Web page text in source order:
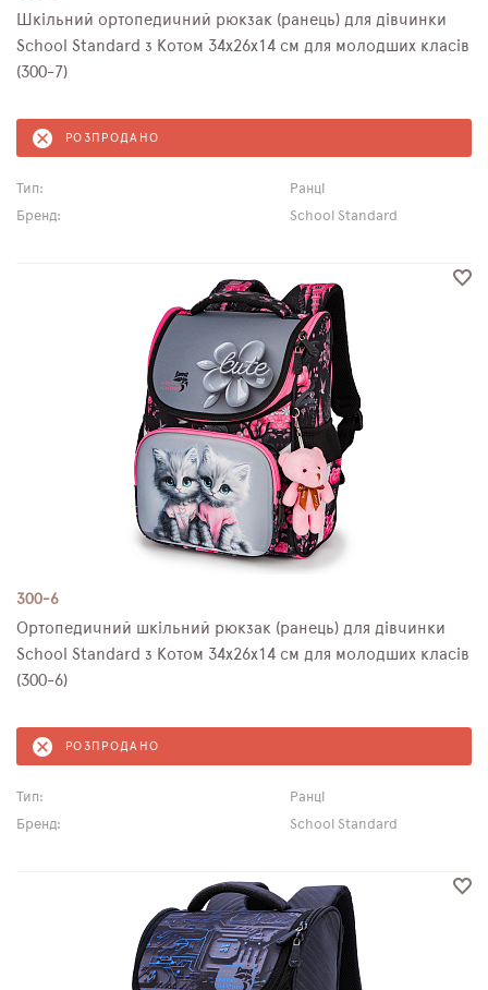
Шкільний ортопедичний рюкзак (ранець) для дівчинки
School Standard з Котом 34х26х14 см для молодших класів
(300-7)
РОЗПРОДАНО
Тип:
Ранці
Бренд:
School Standard
300-6
Ортопедичний шкільний рюкзак (ранець) для дівчинки
School Standard з Котом 34х26х14 см для молодших класів
(300-6)
РОЗПРОДАНО
Тип:
Ранці
Бренд:
School Standard